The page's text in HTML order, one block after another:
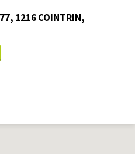
1216 COINTRIN,